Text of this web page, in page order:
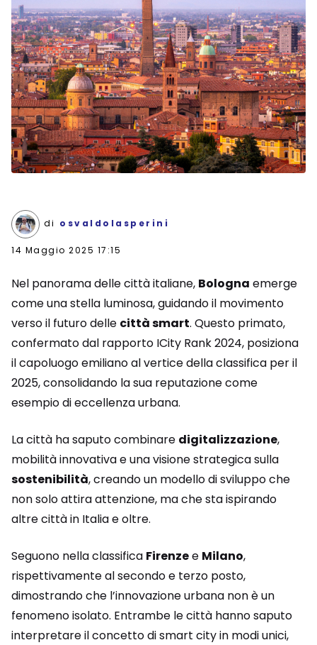
di osvaldolasperini
14 Maggio 2025 17:15
Nel panorama delle città italiane, Bologna emerge
come una stella luminosa, guidando il movimento
verso il futuro delle città smart. Questo primato,
confermato dal rapporto ICity Rank 2024, posiziona
il capoluogo emiliano al vertice della classifica per il
2025, consolidando la sua reputazione come
esempio di eccellenza urbana.
La città ha saputo combinare digitalizzazione,
mobilità innovativa e una visione strategica sulla
sostenibilità, creando un modello di sviluppo che
non solo attira attenzione, ma che sta ispirando
altre città in Italia e oltre.
Seguono nella classifica Firenzee Milano,
rispettivamente al secondo e terzo posto,
dimostrando che l’innovazione urbana non è un
fenomeno isolato. Entrambe le città hanno saputo
interpretare il concetto di smart city in modi unici,